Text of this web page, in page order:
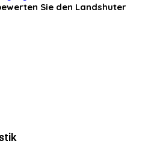
Sie den Landshuter